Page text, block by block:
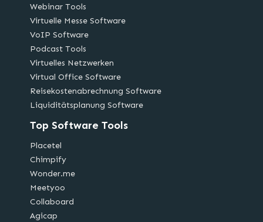
Webinar Tools
Virtuelle Messe Software
VoIP Software
Podcast Tools
Virtuelles Netzwerken
Virtual Office Software
Reisekostenabrechnung Software
Liquiditätsplanung Software
Top Software Tools
Placetel
Chimpify
Wonder.me
Meetyoo
Collaboard
Agicap